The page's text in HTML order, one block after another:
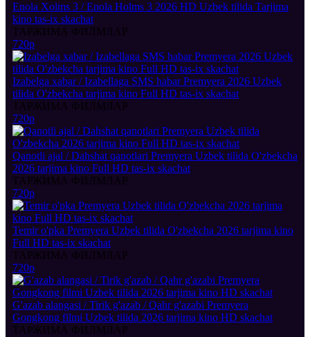
Enola Xolms 3 / Enola Holms 3 2026 HD Uzbek tilida Tarjima
kino tas-ix skachat
ТАРЖИМА ФИЛМЛАР
720p
Izabelga xabar / Izabellaga SMS habar Premyera 2026 Uzbek
tilida O'zbekcha tarjima kino Full HD tas-ix skachat
ТАРЖИМА ФИЛМЛАР
720p
Qanotli ajal / Dahshat qanotlari Premyera Uzbek tilida O'zbekcha
2026 tarjima kino Full HD tas-ix skachat
ТАРЖИМА ФИЛМЛАР
720p
Temir o'pka Premyera Uzbek tilida O'zbekcha 2026 tarjima kino
Full HD tas-ix skachat
ТАРЖИМА ФИЛМЛАР
720p
G'azab alangasi / Tirik g'azab / Qahr g'azabi Premyera
Gongkong filmi Uzbek tilida 2026 tarjima kino HD skachat
ТАРЖИМА ФИЛМЛАР